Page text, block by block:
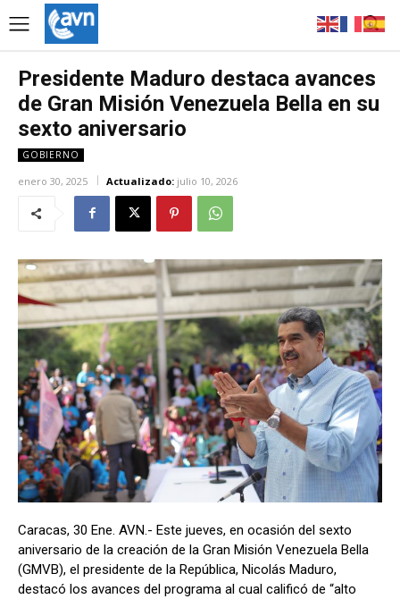
Presidente Maduro destaca avances
de Gran Misión Venezuela Bella en su
sexto aniversario
GOBIERNO
enero 30, 2025 Actualizado: julio 10, 2026
Caracas, 30 Ene. AVN.- Este jueves, en ocasión del sexto
aniversario de la creación de la Gran Misión Venezuela Bella
(GMVB), el presidente de la República, Nicolás Maduro,
destacó los avances del programa al cual calificó de “alto